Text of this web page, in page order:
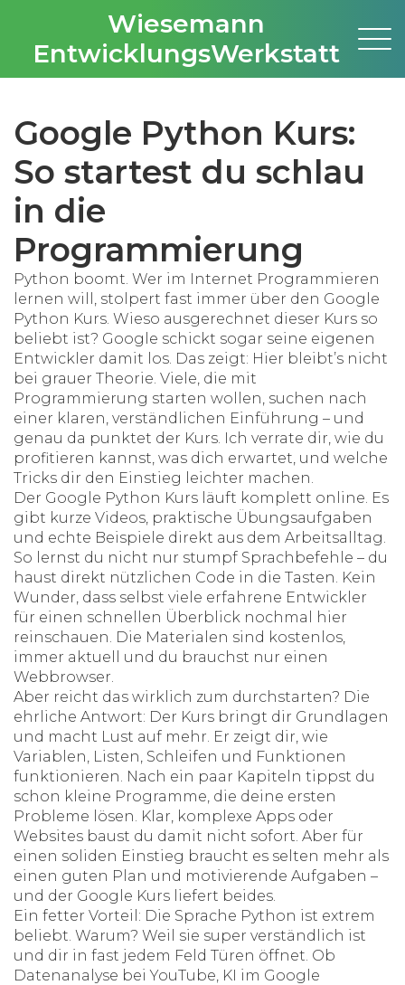
Wiesemann
EntwicklungsWerkstatt
Google Python Kurs:
So startest du schlau
in die
Programmierung
Python boomt. Wer im Internet Programmieren
lernen will, stolpert fast immer über den Google
Python Kurs. Wieso ausgerechnet dieser Kurs so
beliebt ist? Google schickt sogar seine eigenen
Entwickler damit los. Das zeigt: Hier bleibt’s nicht
bei grauer Theorie. Viele, die mit
Programmierung starten wollen, suchen nach
einer klaren, verständlichen Einführung – und
genau da punktet der Kurs. Ich verrate dir, wie du
profitieren kannst, was dich erwartet, und welche
Tricks dir den Einstieg leichter machen.
Der Google Python Kurs läuft komplett online. Es
gibt kurze Videos, praktische Übungsaufgaben
und echte Beispiele direkt aus dem Arbeitsalltag.
So lernst du nicht nur stumpf Sprachbefehle – du
haust direkt nützlichen Code in die Tasten. Kein
Wunder, dass selbst viele erfahrene Entwickler
für einen schnellen Überblick nochmal hier
reinschauen. Die Materialen sind kostenlos,
immer aktuell und du brauchst nur einen
Webbrowser.
Aber reicht das wirklich zum durchstarten? Die
ehrliche Antwort: Der Kurs bringt dir Grundlagen
und macht Lust auf mehr. Er zeigt dir, wie
Variablen, Listen, Schleifen und Funktionen
funktionieren. Nach ein paar Kapiteln tippst du
schon kleine Programme, die deine ersten
Probleme lösen. Klar, komplexe Apps oder
Websites baust du damit nicht sofort. Aber für
einen soliden Einstieg braucht es selten mehr als
einen guten Plan und motivierende Aufgaben –
und der Google Kurs liefert beides.
Ein fetter Vorteil: Die Sprache Python ist extrem
beliebt. Warum? Weil sie super verständlich ist
und dir in fast jedem Feld Türen öffnet. Ob
Datenanalyse bei YouTube, KI im Google